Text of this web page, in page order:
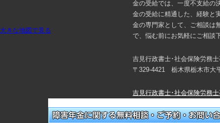
大きな地図で見る
金の受給では、一度不支給の
金の受給に精通した、経験と
金の専門家として、ご相談は
で、悩む前にお気軽にご相談
吉見行政書士･社会保険労務
〒329-4421 栃木県栃木市大
吉見行政書士･社会保険労務